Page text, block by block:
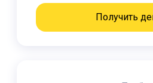
Получить